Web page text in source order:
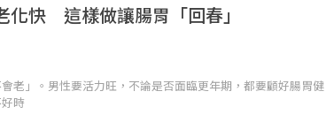
化快 這樣做讓腸胃「回春」
老」。男性要活力旺，不論是否面臨更年期，都要顧好腸胃健
時